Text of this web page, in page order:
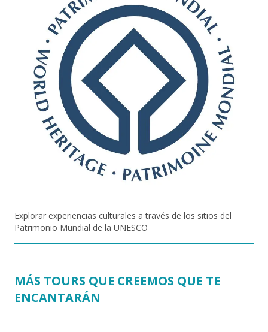
Explorar experiencias culturales a través de los sitios del
Patrimonio Mundial de la UNESCO
MÁS TOURS QUE CREEMOS QUE TE
ENCANTARÁN